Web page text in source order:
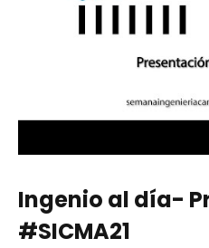
Ingenio al día-
#SICMA21